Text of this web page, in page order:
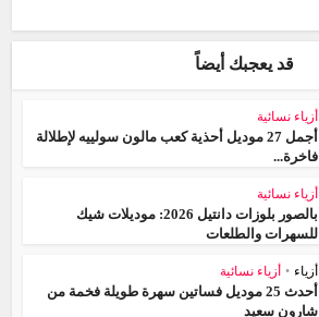
قد يعجبك أيضاً
أزياء نسائية
أجمل 27 موديل أحذية كعب مالون سولييه لإطلالة
فاخرة...
أزياء نسائية
بالصور بلوزات دانتيل 2026: موديلات شيك
للسهرات والطلعات
أزياء • أزياء نسائية
أحدث 25 موديل فساتين سهرة طويلة فخمة من
شارون سعيد